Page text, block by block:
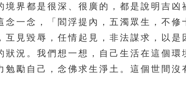
都是很深、很廣的，都是說明吉凶
一念，「閻浮提內，五濁眾生，不
見毀辱，任情起見，非法謀求，以
況。我們想一想，自己生活在這個
勵自己，念佛求生淨土。這個世間